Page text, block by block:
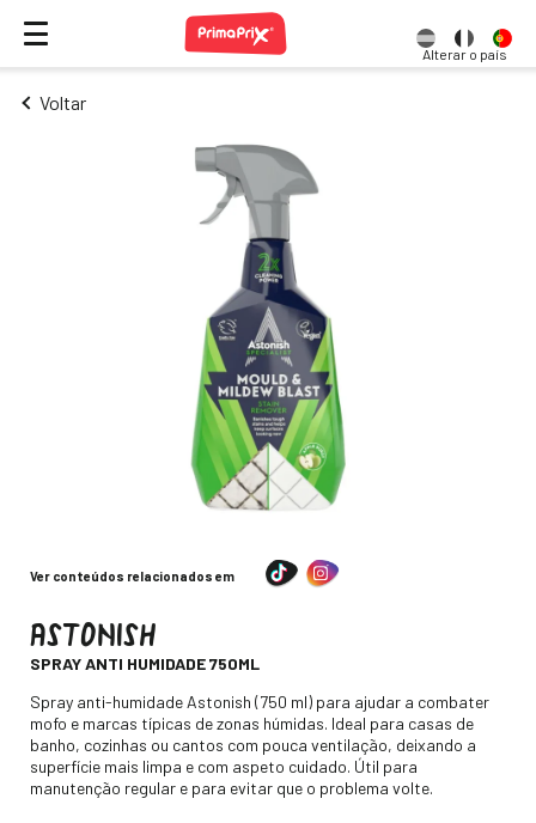
Alterar o país
Voltar
Ver conteúdos relacionados em
ASTONISH
SPRAY ANTI HUMIDADE 750ML
Descripción
Spray anti-humidade Astonish (750 ml) para ajudar a combater
mofo e marcas típicas de zonas húmidas. Ideal para casas de
banho, cozinhas ou cantos com pouca ventilação, deixando a
superfície mais limpa e com aspeto cuidado. Útil para
manutenção regular e para evitar que o problema volte.